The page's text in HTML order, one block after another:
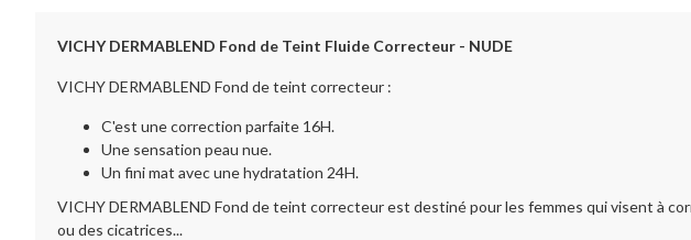
VICHY DERMABLEND Fond de Teint Fluide Correcteur - NUDE
VICHY DERMABLEND Fond de teint correcteur :
C'est une correction parfaite 16H.
Une sensation peau nue.
Un fini mat avec une hydratation 24H.
VICHY DERMABLEND Fond de teint correcteur est destiné pour les femmes qui visent à
ou des cicatrices...